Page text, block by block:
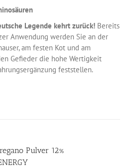
Legende kehrt zurück! Bereits
Anwendung werden Sie an der
am festen Kot und am
Gefieder die hohe Wertigkeit
feststellen.
Pulver 12%